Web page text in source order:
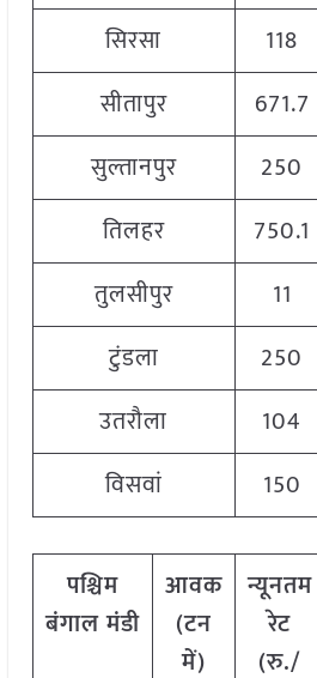
सिरसा
118
सीतापुर
671.7
सुल्तानपुर
250
तिलहर
750.1
तुलसीपुर
11
टुंडला
250
उतरौला
104
विसवां
150
पश्चिम
बंगाल मंडी
आवक
(टन
में)
न्यूनतम
रेट
(रु./